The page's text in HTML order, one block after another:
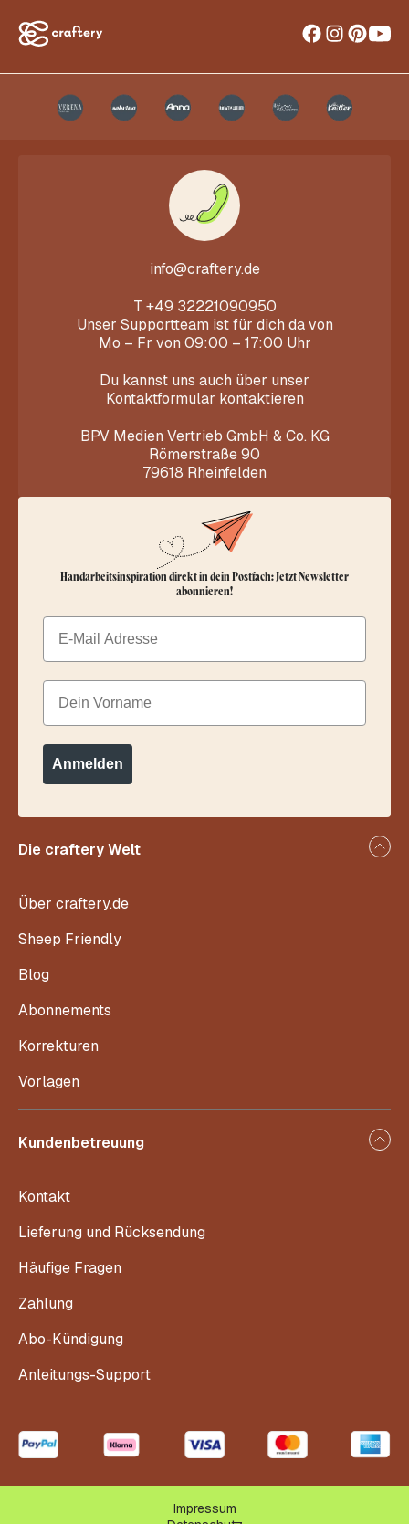
info@craftery.de
T +49 32221090950
Unser Supportteam ist für dich da von
Mo – Fr von 09:00 – 17:00 Uhr
Du kannst uns auch über unser
Kontaktformular kontaktieren
BPV Medien Vertrieb GmbH & Co. KG
Römerstraße 90
79618 Rheinfelden
Die craftery Welt
Über craftery.de
Sheep Friendly
Blog
Abonnements
Korrekturen
Vorlagen
Kundenbetreuung
Kontakt
Lieferung und Rücksendung
Häufige Fragen
Zahlung
Abo-Kündigung
Anleitungs-Support
Handarbeitsinspiration direkt in dein Postfach: Jetzt Newsletter
abonnieren!
Email
Dein Vorname
Anmelden
Impressum